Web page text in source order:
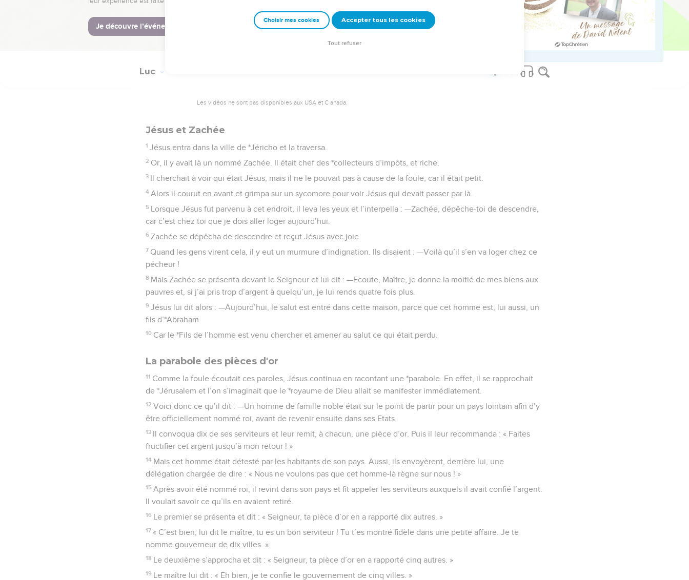
aussi à louer Dieu.
La Bible Du Semeur Copyright © 1992, 1999 by Biblica, Inc.® Used by permission. All rights reserved worldwide.
Luc
Les vidéos ne sont pas disponibles aux USA et C anada.
Jésus et Zachée
1 Jésus entra dans la ville de *Jéricho et la traversa.
2 Or, il y avait là un nommé Zachée. Il était chef des *collecteurs d’impôts, et riche.
3 Il cherchait à voir qui était Jésus, mais il ne le pouvait pas à cause de la foule, car il était petit.
4 Alors il courut en avant et grimpa sur un sycomore pour voir Jésus qui devait passer par là.
5 Lorsque Jésus fut parvenu à cet endroit, il leva les yeux et l’interpella : —Zachée, dépêche-toi de descendre,
car c’est chez toi que je dois aller loger aujourd’hui.
6 Zachée se dépêcha de descendre et reçut Jésus avec joie.
7 Quand les gens virent cela, il y eut un murmure d’indignation. Ils disaient : —Voilà qu’il s’en va loger chez ce
pécheur !
8 Mais Zachée se présenta devant le Seigneur et lui dit : —Ecoute, Maître, je donne la moitié de mes biens aux
pauvres et, si j’ai pris trop d’argent à quelqu’un, je lui rends quatre fois plus.
9 Jésus lui dit alors : —Aujourd’hui, le salut est entré dans cette maison, parce que cet homme est, lui aussi, un
fils d’*Abraham.
10 Car le *Fils de l’homme est venu chercher et amener au salut ce qui était perdu.
La parabole des pièces d'or
11 Comme la foule écoutait ces paroles, Jésus continua en racontant une *parabole. En effet, il se rapprochait
de *Jérusalem et l’on s’imaginait que le *royaume de Dieu allait se manifester immédiatement.
12 Voici donc ce qu’il dit : —Un homme de famille noble était sur le point de partir pour un pays lointain afin d’y
être officiellement nommé roi, avant de revenir ensuite dans ses Etats.
13 Il convoqua dix de ses serviteurs et leur remit, à chacun, une pièce d’or. Puis il leur recommanda : « Faites
fructifier cet argent jusqu’à mon retour ! »
14 Mais cet homme était détesté par les habitants de son pays. Aussi, ils envoyèrent, derrière lui, une
délégation chargée de dire : « Nous ne voulons pas que cet homme-là règne sur nous ! »
15 Après avoir été nommé roi, il revint dans son pays et fit appeler les serviteurs auxquels il avait confié l’argent.
Il voulait savoir ce qu’ils en avaient retiré.
16 Le premier se présenta et dit : « Seigneur, ta pièce d’or en a rapporté dix autres. »
17 « C’est bien, lui dit le maître, tu es un bon serviteur ! Tu t’es montré fidèle dans une petite affaire. Je te
nomme gouverneur de dix villes. »
18 Le deuxième s’approcha et dit : « Seigneur, ta pièce d’or en a rapporté cinq autres. »
19 Le maître lui dit : « Eh bien, je te confie le gouvernement de cinq villes. »
Choisir mes cookies Accepter tous les cookies
Tout refuser